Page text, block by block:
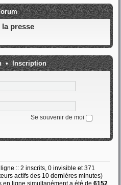
la presse
•Inscription
Se souvenir de moi
:: 2 inscrits, 0 invisible et 371
actifs des 10 dernières minutes)
en ligne simultanément a été de 6152